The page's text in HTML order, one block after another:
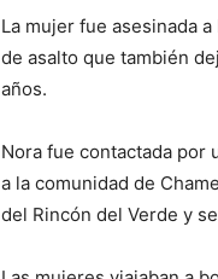
La mujer fue asesinada
de asalto que también
años.
Nora fue contactada por
a la comunidad de
del Rincón del Verde y